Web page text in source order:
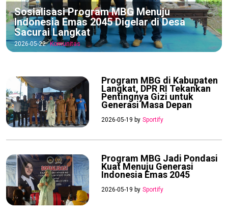
Sosialisasi Program MBG Menuju
Indonesia Emas 2045 Digelar di Desa
Sacurai Langkat
2026-05-22 Komunitas
Program MBG di Kabupaten
Langkat, DPR RI Tekankan
Pentingnya Gizi untuk
Generasi Masa Depan
2026-05-19 by Sportify
Program MBG Jadi Pondasi
Kuat Menuju Generasi
Indonesia Emas 2045
2026-05-19 by Sportify